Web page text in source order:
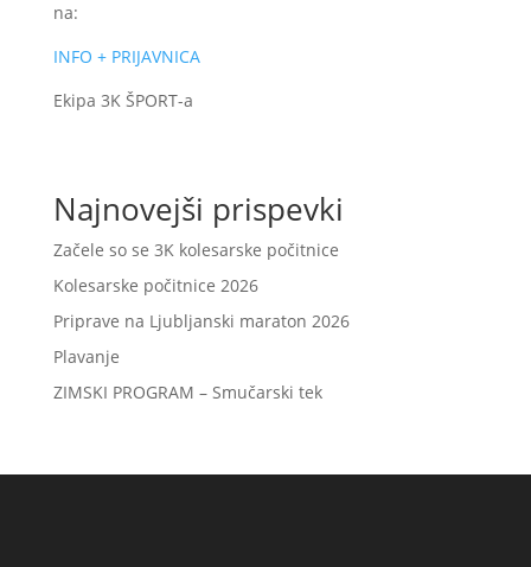
na:
INFO + PRIJAVNICA
Ekipa 3K ŠPORT-a
Najnovejši prispevki
Začele so se 3K kolesarske počitnice
Kolesarske počitnice 2026
Priprave na Ljubljanski maraton 2026
Plavanje
ZIMSKI PROGRAM – Smučarski tek